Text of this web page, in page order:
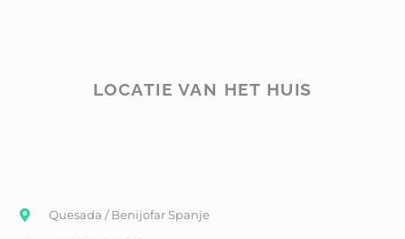
LOCATIE VAN HET HUIS
Quesada / Benijofar Spanje